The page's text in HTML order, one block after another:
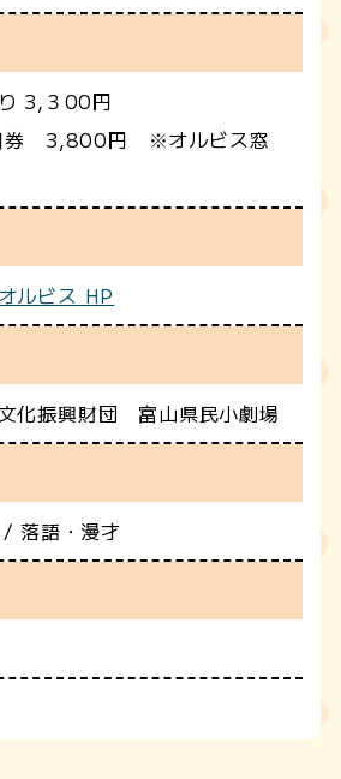
3,３00円
円 ※オルビス窓
ルビス HP
文化振興財団 富山県民小劇場
落語・漫才